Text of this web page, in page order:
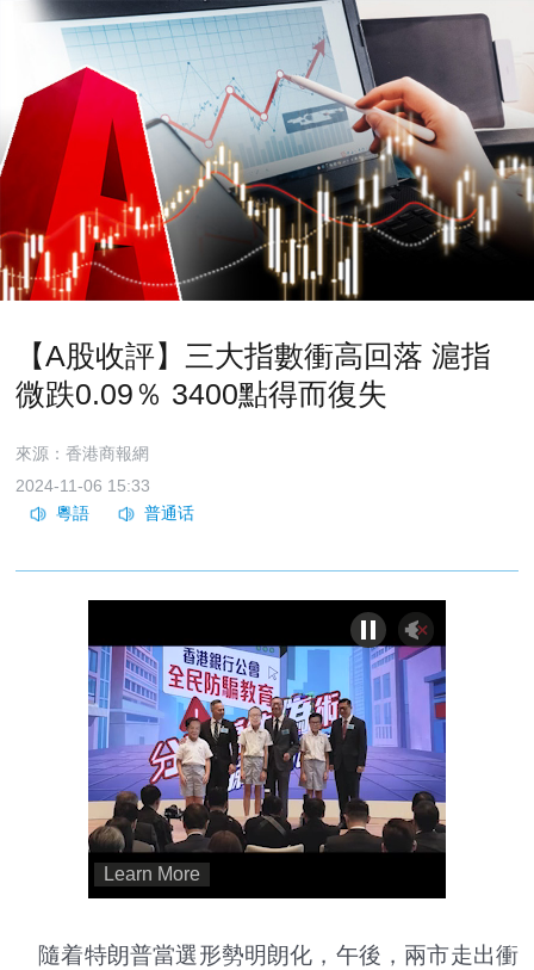
【A股收評】三大指數衝高回落 滬指
微跌0.09％ 3400點得而復失
來源：香港商報網
2024-11-06 15:33
隨着特朗普當選形勢明朗化，午後，兩市走出衝